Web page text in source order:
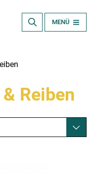
MENÜ
Reiben